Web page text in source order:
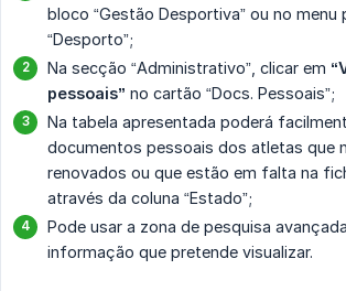
bloco “Gestão Desportiva” ou no menu
“Desporto”;
Na secção “Administrativo”, clicar em
pessoais” no cartão “Docs. Pessoais”;
Na tabela apresentada poderá
documentos pessoais dos atletas que
renovados ou que estão em falta na
através da coluna “Estado”;
Pode usar a zona de pesquisa
informação que pretende visualizar.